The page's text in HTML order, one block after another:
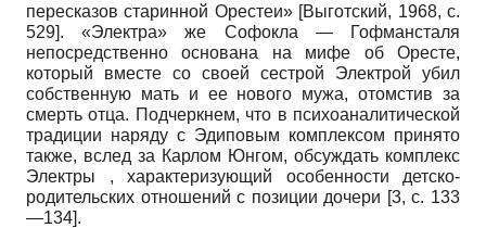
пересказов старинной Орестеи» [Выготский, 1968, с.
529]. «Электра» же Софокла — Гофмансталя
непосредственно основана на мифе об Оресте,
который вместе со своей сестрой Электрой убил
собственную мать и ее нового мужа, отомстив за
смерть отца. Подчеркнем, что в психоаналитической
традиции наряду с Эдиповым комплексом принято
также, вслед за Карлом Юнгом, обсуждать комплекс
Элект­ры , характеризующий особенности детско-
родительских отношений с позиции дочери [3, с. 133
—134].